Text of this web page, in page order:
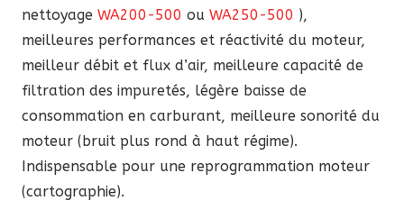
nettoyage WA200-500 ou WA250-500 ),
meilleures performances et réactivité du moteur,
meilleur débit et flux d’air, meilleure capacité de
filtration des impuretés, légère baisse de
consommation en carburant, meilleure sonorité du
moteur (bruit plus rond à haut régime).
Indispensable pour une reprogrammation moteur
(cartographie).